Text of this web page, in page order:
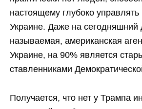
настоящему глубоко
Украине. Даже на сегодняшний
называемая, американская
Украине, на 90% является
ставленниками
Получается, что нет у Трампа